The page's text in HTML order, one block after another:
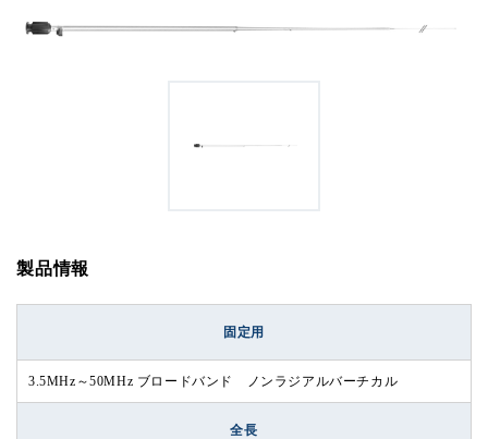
製品情報
固定用
3.5MHz～50MHz ブロードバンド ノンラジアルバーチカル
全長